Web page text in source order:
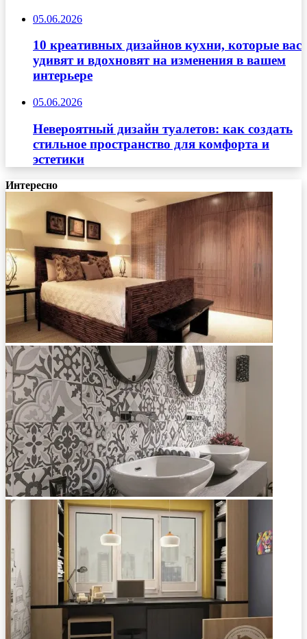
05.06.2026
10 креативных дизайнов кухни, которые вас
удивят и вдохновят на изменения в вашем
интерьере
05.06.2026
Невероятный дизайн туалетов: как создать
стильное пространство для комфорта и
эстетики
Интересно